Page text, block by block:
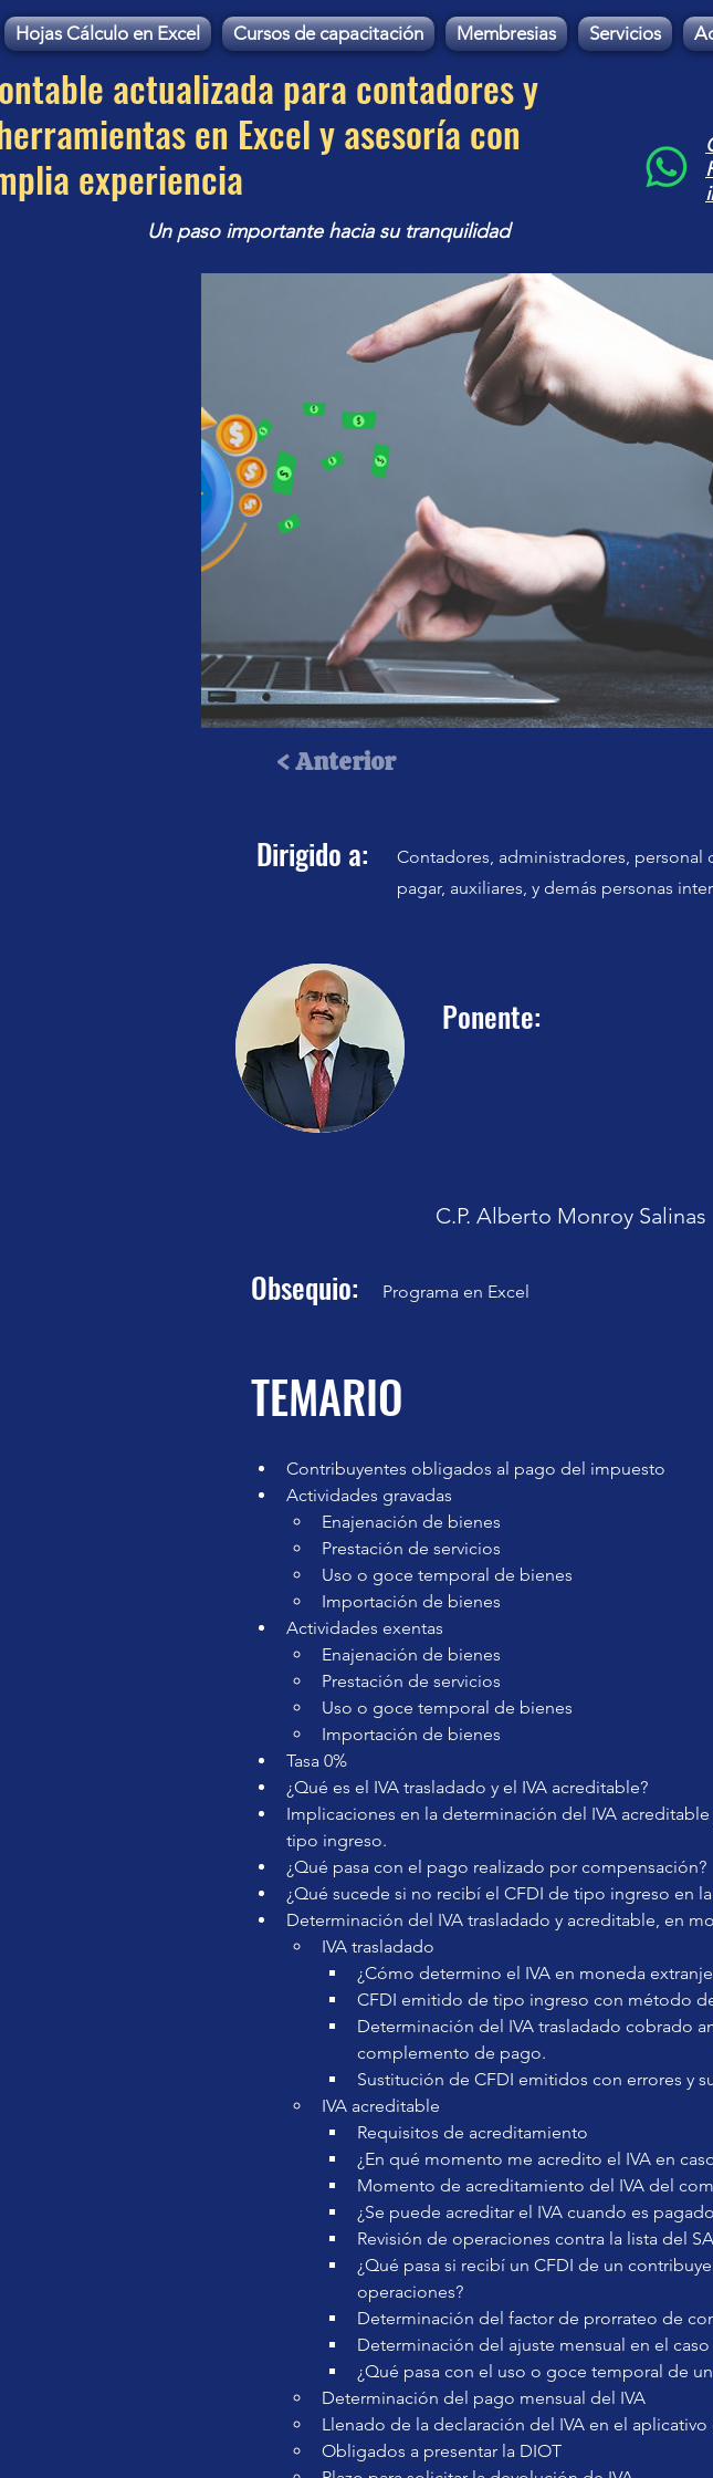
Hojas Cálculo en Excel Cursos de capacitación Membresias Servicios
actualizada para contadores y
en Excel y asesoría con
experiencia
Un paso importante hacia su tranquilidad
< Anterior
Dirigido a:
Contadores, administradores, personal
pagar, auxiliares, y demás personas
Ponente:
C.P. Alberto Monroy Salinas
Obsequio: Programa en Excel
TEMARIO
Contribuyentes obligados al pago del impuesto
Actividades gravadas
Enajenación de bienes
Prestación de servicios
Uso o goce temporal de bienes
Importación de bienes
Actividades exentas
Enajenación de bienes
Prestación de servicios
Uso o goce temporal de bienes
Importación de bienes
Tasa 0%
¿Qué es el IVA trasladado y el IVA acreditable?
Implicaciones en la determinación del IVA
tipo ingreso.
¿Qué pasa con el pago realizado por compensación?
¿Qué sucede si no recibí el CFDI de tipo ingreso en
Determinación del IVA trasladado y acreditable, en
IVA trasladado
¿Cómo determino el IVA en moneda
CFDI emitido de tipo ingreso con método
Determinación del IVA trasladado cobrado
complemento de pago.
Sustitución de CFDI emitidos con errores y
IVA acreditable
Requisitos de acreditamiento
¿En qué momento me acredito el IVA en
Momento de acreditamiento del IVA del
¿Se puede acreditar el IVA cuando es
Revisión de operaciones contra la lista del
¿Qué pasa si recibí un CFDI de un
operaciones?
Determinación del factor de prorrateo de
Determinación del ajuste mensual en el
¿Qué pasa con el uso o goce temporal de
Determinación del pago mensual del IVA
Llenado de la declaración del IVA en el aplicativo
Obligados a presentar la DIOT